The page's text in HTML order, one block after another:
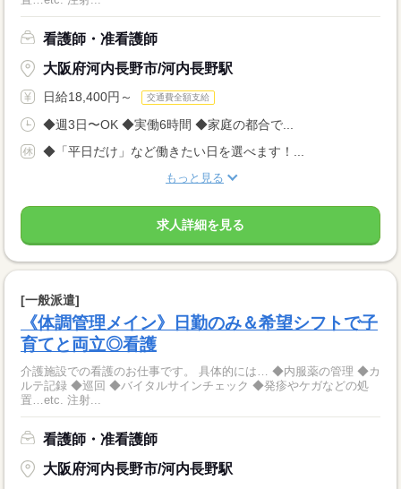
看護師・准看護師
大阪府河内長野市/河内長野駅
日給18,400円～ 交通費全額支給
◆週3日〜OK ◆実働6時間 ◆家庭の都合で...
◆「平日だけ」など働きたい日を選べます！...
もっと見る
求人詳細を見る
[一般派遣]
《体調管理メイン》日勤のみ＆希望シフトで子
育てと両立◎看護
介護施設での看護のお仕事です。 具体的には… ◆内服薬の管理 ◆カ
ルテ記録 ◆巡回 ◆バイタルサインチェック ◆発疹やケガなどの処
置…etc. 注射...
看護師・准看護師
大阪府河内長野市/河内長野駅